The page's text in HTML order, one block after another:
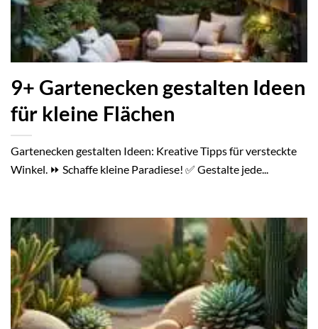
9+ Gartenecken gestalten Ideen
für kleine Flächen
Gartenecken gestalten Ideen: Kreative Tipps für versteckte
Winkel. ⏩ Schaffe kleine Paradiese! ✅ Gestalte jede...